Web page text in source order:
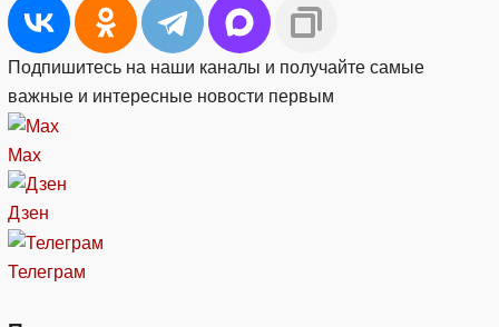
Подпишитесь на наши каналы и получайте самые
важные и интересные новости первым
Max
Дзен
Телеграм